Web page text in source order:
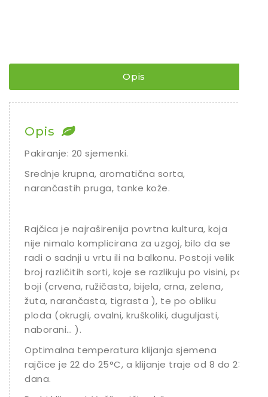
Opis
Opis
Pakiranje: 20 sjemenki.
Srednje krupna, aromatična sorta,
narančastih pruga, tanke kože.
Rajčica je najraširenija povrtna kultura, koja
nije nimalo komplicirana za uzgoj, bilo da se
radi o sadnji u vrtu ili na balkonu. Postoji velik
broj različitih sorti, koje se razlikuju po visini, po
boji (crvena, ružičasta, bijela, crna, zelena,
žuta, narančasta, tigrasta ), te po obliku
ploda (okrugli, ovalni, kruškoliki, duguljasti,
naborani… ).
Optimalna temperatura klijanja sjemena
rajčice je 22 do 25°C, a klijanje traje od 8 do 23
dana.